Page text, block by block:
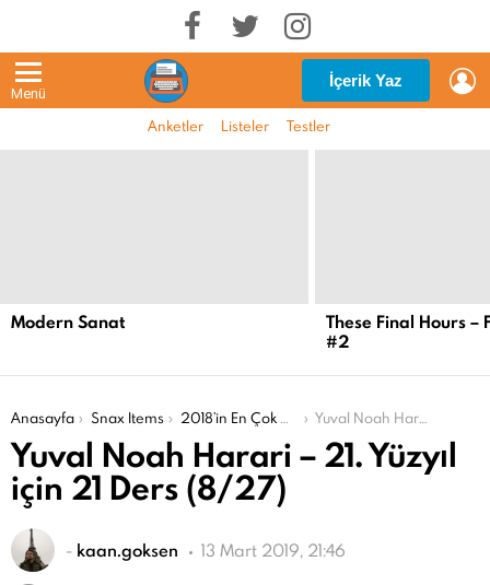
Menü
İçerik Yaz
Anketler Listeler Testler
Modern Sanat
These Final Hours –
#2
Şu an buradasın:
Anasayfa Snax Items 2018’in En Çok Okunanları Yuval Noah Harari – 21. Yüzyıl için 21 Ders (8/27)
Yuval Noah Harari – 21. Yüzyıl
için 21 Ders (8/27)
- kaan.goksen 13 Mart 2019, 21:46